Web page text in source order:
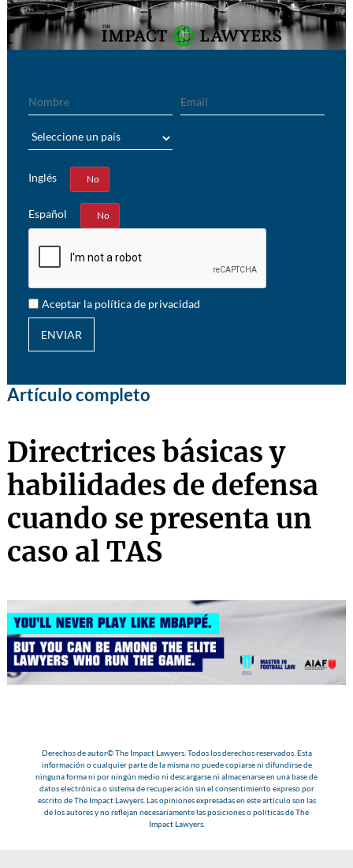
Inglés
Sí No
Español
Sí No
Aceptar la política de privacidad
ENVIAR
Artículo completo
Directrices básicas y
habilidades de defensa
cuando se presenta un
caso al TAS
Derechos de autor© The Impact Lawyers. Todos los derechos reservados. Esta
información o cualquier parte de la misma no puede copiarse ni difundirse de
ninguna forma ni por ningún medio ni descargarse ni almacenarse en una base de
datos electrónica o sistema de recuperación sin el consentimiento expreso por
escrito de The Impact Lawyers. Las opiniones expresadas en este artículo son las
de los autores y no reflejan necesariamente las posiciones o políticas de The
Impact Lawyers.